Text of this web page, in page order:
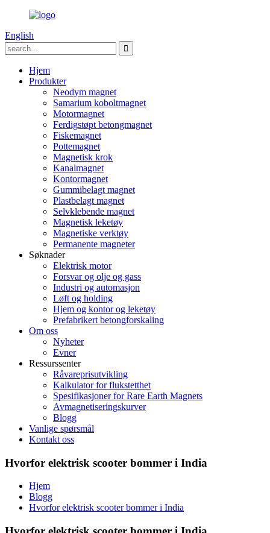
English
Hjem
Produkter
Neodym magnet
Samarium koboltmagnet
Motormagnet
Ferdigstøpt betongmagnet
Fiskemagnet
Pottemagnet
Magnetisk krok
Kanalmagnet
Kontormagnet
Gummibelagt magnet
Plastbelagt magnet
Selvklebende magnet
Magnetisk leketøy
Magnetiske verktøy
Permanente magneter
Søknader
Elektrisk motor
Forsvar og olje og gass
Industri og automasjon
Løft og holding
Hjem og kontor og leketøy
Prefabrikert betongforskaling
Om oss
Nyheter
Evner
Ressurssenter
Råvareprisutvikling
Kalkulator for flukstetthet
Spesifikasjoner for Rare Earth Magnets
Avmagnetiseringskurver
Blogg
Vanlige spørsmål
Kontakt oss
Hvorfor elektrisk scooter bommer i India
Hjem
Blogg
Hvorfor elektrisk scooter bommer i India